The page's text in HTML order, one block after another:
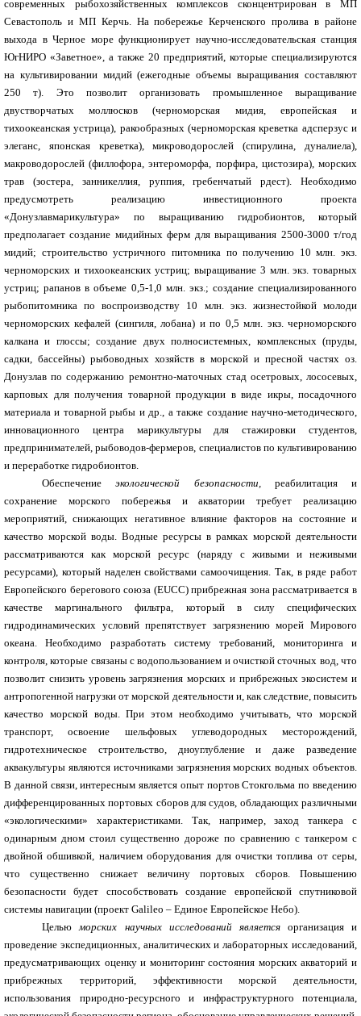
современных рыбохозяйственных комплексов сконцентрирован в МП
Севастополь и МП Керчь. На побережье Керченского пролива в районе
выхода в Черное море функционирует научно-исследовательская станция
ЮгНИРО «Заветное», а также 20 предприятий, которые специализируются
на культивировании мидий (ежегодные объемы выращивания составляют
250 т). Это позволит организовать промышленное выращивание
двустворчатых моллюсков (черноморская мидия, европейская и
тихоокеанская устрица), ракообразных (черноморская креветка адсперзус и
элеганс, японская креветка), микроводорослей (спирулина, дуналиела),
макроводорослей (филлофора, энтероморфа, порфира, цистозира), морских
трав (зостера, занникеллия, руппия, гребенчатый рдест). Необходимо
предусмотреть реализацию инвестиционного проекта
«Донузлавмарикультура» по выращиванию гидробионтов, который
предполагает создание мидийных ферм для выращивания 2500-3000 т/год
мидий; строительство устричного питомника по получению 10 млн. экз.
черноморских и тихоокеанских устриц; выращивание 3 млн. экз. товарных
устриц; рапанов в объеме 0,5-1,0 млн. экз.; создание специализированного
рыбопитомника по воспроизводству 10 млн. экз. жизнестойкой молоди
черноморских кефалей (сингиля, лобана) и по 0,5 млн. экз. черноморского
калкана и глоссы; создание двух полносистемных, комплексных (пруды,
садки, бассейны) рыбоводных хозяйств в морской и пресной частях оз.
Донузлав по содержанию ремонтно-маточных стад осетровых, лососевых,
карповых для получения товарной продукции в виде икры, посадочного
материала и товарной рыбы и др., а также создание научно-методического,
инновационного центра марикультуры для стажировки студентов,
предпринимателей, рыбоводов-фермеров, специалистов по культивированию
и переработке гидробионтов.
Обеспечениеэкологической безопасности,
реабилитация и
сохранение морского побережья и акватории требует реализацию
мероприятий, снижающих негативное влияние факторов на состояние и
качество морской воды. Водные ресурсы в рамках морской деятельности
рассматриваются как морской ресурс (наряду с живыми и неживыми
ресурсами), который наделен свойствами самоочищения. Так, в ряде работ
Европейского берегового союза (EUCC) прибрежная зона рассматривается в
качестве маргинального фильтра, который в силу специфических
гидродинамических условий препятствует загрязнению морей Мирового
океана. Необходимо разработать систему требований, мониторинга и
контроля, которые связаны с водопользованием и очисткой сточных вод, что
позволит снизить уровень загрязнения морских и прибрежных экосистем и
антропогенной нагрузки от морской деятельности и, как следствие, повысить
качество морской воды. При этом необходимо учитывать, что морской
транспорт, освоение шельфовых углеводородных месторождений,
гидротехническое строительство, дноуглубление и даже разведение
аквакультуры являются источниками загрязнения морских водных объектов.
В данной связи, интересным является опыт портов Стокгольма по введению
дифференцированных портовых сборов для судов, обладающих различными
«экологическими» характеристиками. Так, например, заход танкера с
одинарным дном стоил существенно дороже по сравнению с танкером с
двойной обшивкой, наличием оборудования для очистки топлива от серы,
что существенно снижает величину портовых сборов. Повышению
безопасности будет способствовать создание европейской спутниковой
системы навигации (проект Galileo – Единое Европейское Небо).
Целью морских научных исследований являетсяорганизация и
проведение экспедиционных, аналитических и лабораторных исследований,
предусматривающих оценку и мониторинг состояния морских акваторий и
прибрежных территорий, эффективности морской деятельности,
использования природно-ресурсного и инфраструктурного потенциала,